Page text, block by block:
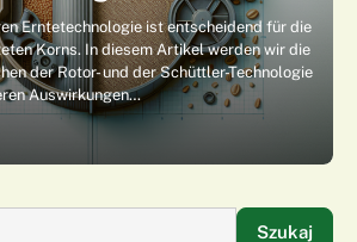
Erntetechnologie ist entscheidend für die
Korns. In diesem Artikel werden wir die
der Rotor- und der Schüttler-Technologie
Auswirkungen…
Szukaj